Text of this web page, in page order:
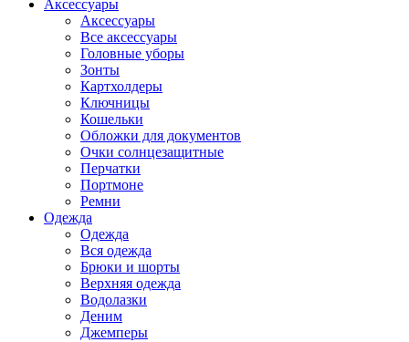
Аксессуары
Аксессуары
Все аксессуары
Головные уборы
Зонты
Картхолдеры
Ключницы
Кошельки
Обложки для документов
Очки солнцезащитные
Перчатки
Портмоне
Ремни
Одежда
Одежда
Вся одежда
Брюки и шорты
Верхняя одежда
Водолазки
Деним
Джемперы